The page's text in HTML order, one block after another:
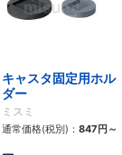
キャスタ固定用ホル
ダー
ミスミ
通常価格(税別)： 847円 ～